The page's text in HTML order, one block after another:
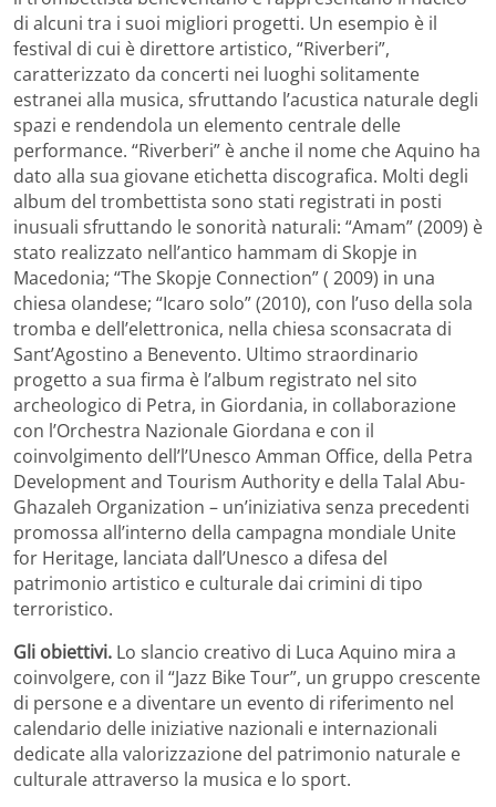
di alcuni tra i suoi migliori progetti. Un esempio è il
festival di cui è direttore artistico, “Riverberi”,
caratterizzato da concerti nei luoghi solitamente
estranei alla musica, sfruttando l’acustica naturale degli
spazi e rendendola un elemento centrale delle
performance. “Riverberi” è anche il nome che Aquino ha
dato alla sua giovane etichetta discografica. Molti degli
album del trombettista sono stati registrati in posti
inusuali sfruttando le sonorità naturali: “Amam” (2009) è
stato realizzato nell’antico hammam di Skopje in
Macedonia; “The Skopje Connection” ( 2009) in una
chiesa olandese; “Icaro solo” (2010), con l’uso della sola
tromba e dell’elettronica, nella chiesa sconsacrata di
Sant’Agostino a Benevento. Ultimo straordinario
progetto a sua firma è l’album registrato nel sito
archeologico di Petra, in Giordania, in collaborazione
con l’Orchestra Nazionale Giordana e con il
coinvolgimento dell’l’Unesco Amman Office, della Petra
Development and Tourism Authority e della Talal Abu-
Ghazaleh Organization – un’iniziativa senza precedenti
promossa all’interno della campagna mondiale Unite
for Heritage, lanciata dall’Unesco a difesa del
patrimonio artistico e culturale dai crimini di tipo
terroristico.
Gli obiettivi. Lo slancio creativo di Luca Aquino mira a
coinvolgere, con il “Jazz Bike Tour”, un gruppo crescente
di persone e a diventare un evento di riferimento nel
calendario delle iniziative nazionali e internazionali
dedicate alla valorizzazione del patrimonio naturale e
culturale attraverso la musica e lo sport.